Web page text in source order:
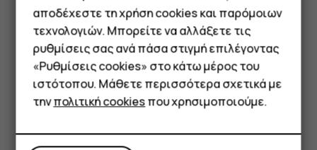
Smartphone
Τηλέφωνα απλής χρήσης
Tablet
Πατήστε panorama_fish_eye Φωτογραφία.
Τραβήξτε φωτογραφίες υψηλής ποιότητας
Στην εφαρμογή Φωτογραφική μηχανή, πατήστε menu settings
> Ανάλυση
και ορίστε την ανάλυση με βάση τις
επιθυμίες σας.
αποδέχεστε τη χρήση cookies και παρόμοιων
τεχνολογιών. Μπορείτε να αλλάξετε τις
ρυθμίσεις σας ανά πάσα στιγμή επιλέγοντας
«Ρυθμίσεις cookies» στο κάτω μέρος του
ιστότοπου. Μάθετε περισσότερα σχετικά με
τηνπολιτική cookiesπου χρησιμοποιούμε.